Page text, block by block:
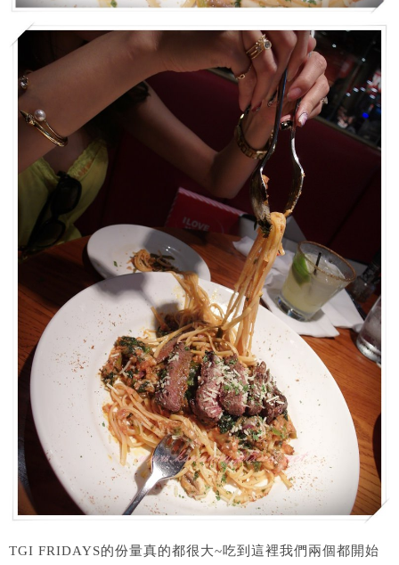
TGI FRIDAYS的份量真的都很大~吃到這裡我們兩個都開始